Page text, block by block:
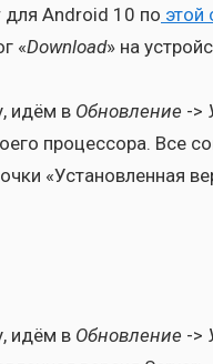
для Android 10 по этой
«Download» на
идём в Обнов­ле­ние ->
про­цес­со­ра. Все
«Уста­нов­лен­ная
идём в Обнов­ле­ние ->